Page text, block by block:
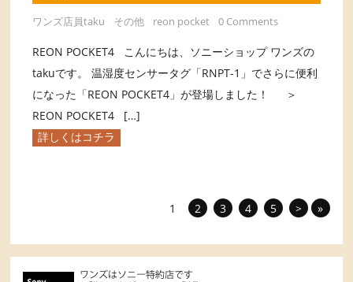
ワンズ店員taku その他 reon pocket 0 Comments
REON POCKET4 こんにちは、ソニーショップ ワンズの
takuです。 温湿度センサータグ「RNPT-1」でさらに便利
になった「REON POCKET4」が登場しました！ ＞
REON POCKET4 […]
詳しくはコチラ
1 2 3 4 5 > »